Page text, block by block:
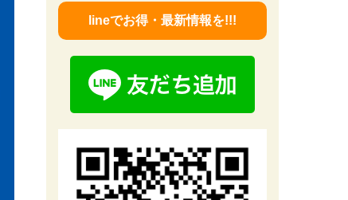
lineでお得・最新情報を!!!